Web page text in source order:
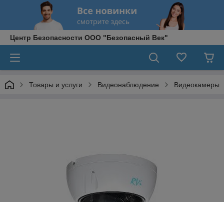
Центр Безопасности ООО "Безопасный Век"
Товары и услуги Видеонаблюдение Видеокамеры